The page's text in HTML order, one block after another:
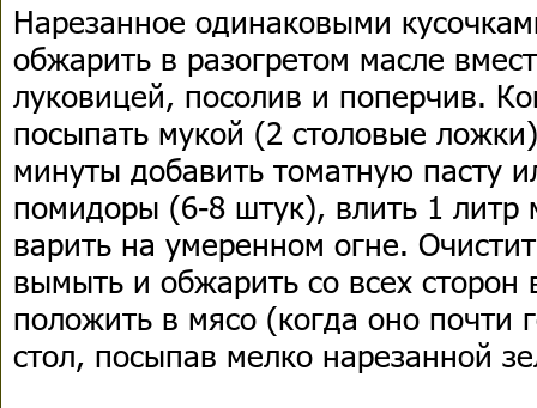
Нарезанное одинаковыми
обжарить в разогретом масле
луковицей, посолив и поперчив.
посыпать мукой (2 столовые
минуты добавить томатную пасту
помидоры (6-8 штук), влить 1 литр
варить на умеренном огне.
вымыть и обжарить со всех сторон
положить в мясо (когда оно почти
стол, посыпав мелко нарезанной